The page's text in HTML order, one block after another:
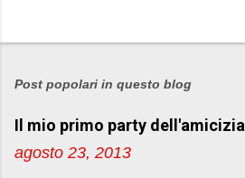
P
s
a
u
Post popolari in questo blog
Il mio primo party dell'amicizia
agosto 23, 2013